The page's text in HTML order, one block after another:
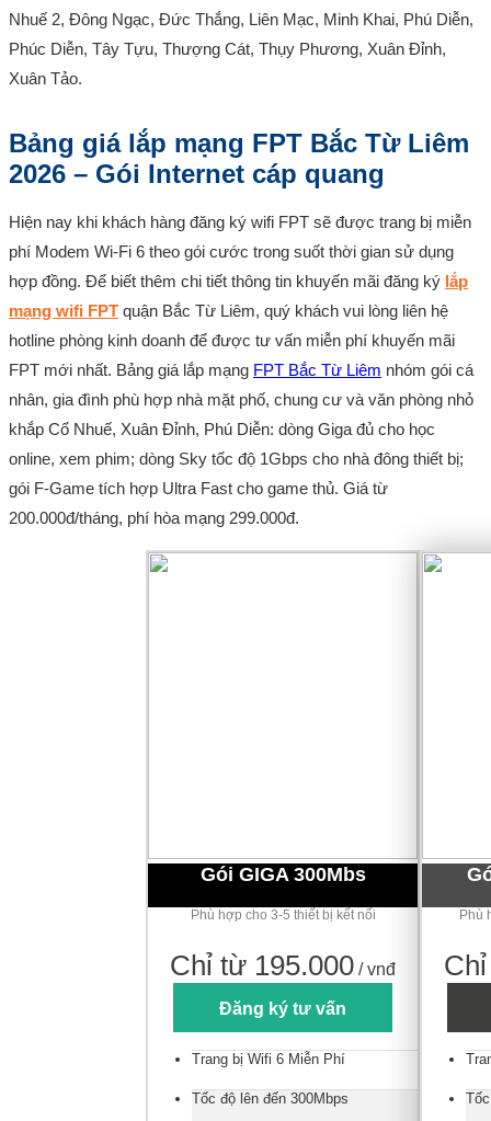
Nhuế 2, Đông Ngạc, Đức Thắng, Liên Mạc, Minh Khai, Phú Diễn,
Phúc Diễn, Tây Tựu, Thượng Cát, Thụy Phương, Xuân Đỉnh,
Xuân Tảo.
Bảng giá lắp mạng FPT Bắc Từ Liêm
2026 – Gói Internet cáp quang
Hiện nay khi khách hàng đăng ký wifi FPT sẽ được trang bị miễn
phí Modem Wi-Fi 6 theo gói cước trong suốt thời gian sử dụng
hợp đồng. Để biết thêm chi tiết thông tin khuyến mãi đăng ký lắp
mạng wifi FPT quận Bắc Từ Liêm, quý khách vui lòng liên hệ
hotline phòng kinh doanh để được tư vấn miễn phí khuyến mãi
FPT mới nhất. Bảng giá lắp mạng FPT Bắc Từ Liêm nhóm gói cá
nhân, gia đình phù hợp nhà mặt phố, chung cư và văn phòng nhỏ
khắp Cổ Nhuế, Xuân Đỉnh, Phú Diễn: dòng Giga đủ cho học
online, xem phim; dòng Sky tốc độ 1Gbps cho nhà đông thiết bị;
gói F-Game tích hợp Ultra Fast cho game thủ. Giá từ
200.000đ/tháng, phí hòa mạng 299.000đ.
Gói GIGA 300Mbs
Phù hợp cho 3-5 thiết bị kết nối
Chỉ từ 195.000 / vnđ
Đăng ký tư vấn
Trang bị Wifi 6 Miễn Phí
Tốc độ lên đến 300Mbps
Phù